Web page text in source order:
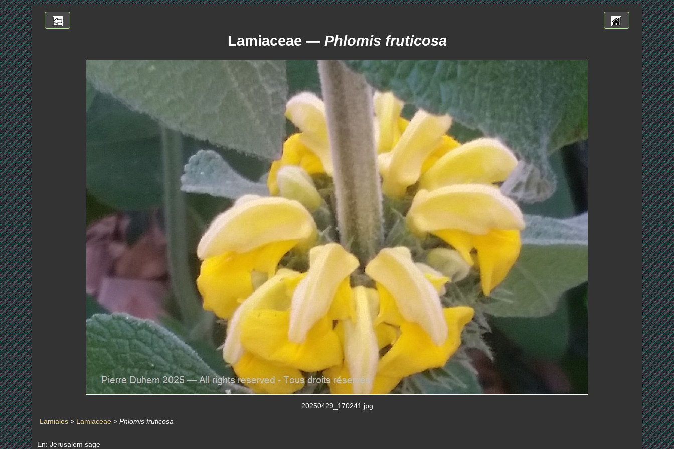
Lamiaceae — Phlomis fruticosa
20250429_170241.jpg
Lamiales > Lamiaceae >Phlomis fruticosa
En: Jerusalem sage